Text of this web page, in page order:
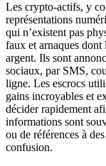
Les crypto‑actifs, y
représentations
qui n’existent pas
faux et arnaques
argent. Ils sont
sociaux, par SMS,
ligne. Les escrocs
gains incroyables et
décider rapidement
informations sont
ou de références à
confusion.